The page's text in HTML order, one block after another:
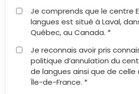
Je comprends que le centre
langues est situé à Laval,
Québec, au Canada. *
Je reconnais avoir pris
politique d’annulation du
de langues ainsi que de celle
Île-de-France. *